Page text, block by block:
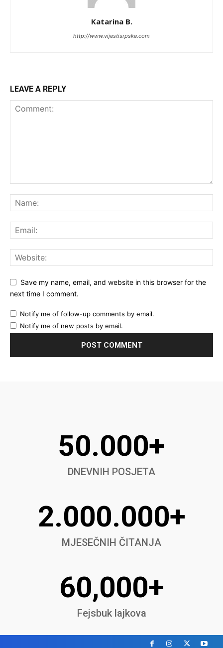
Katarina B.
http://www.vijestisrpske.com
LEAVE A REPLY
Save my name, email, and website in this browser for the
next time I comment.
Notify me of follow-up comments by email.
Notify me of new posts by email.
50.000+
DNEVNIH POSJETA
2.000.000+
MJESEČNIH ČITANJA
60,000+
Fejsbuk lajkova